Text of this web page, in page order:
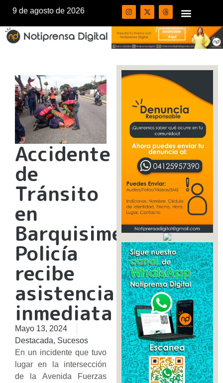
9 de agosto de 2026
Accidente
de
Tránsito
en
Barquisimeto:
Policía
recibe
asistencia
inmediata
Mayo 13, 2024
Destacada, Sucesos
En un incidente que tuvo
lugar en la intersección
de la Avenida Fuerzas